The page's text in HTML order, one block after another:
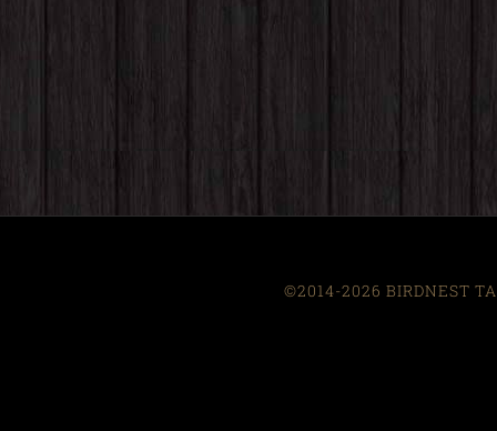
©2014-2026 BIRDNEST